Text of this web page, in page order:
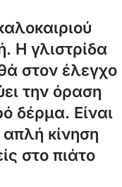
Η γλιστρίδα
στον έλεγχο
την όραση
δέρμα. Είναι
απλή κίνηση
στο πιάτο